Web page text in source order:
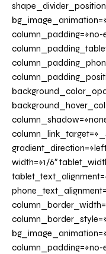
column_padding=»no-
width=»1/6″
column_padding=»no-